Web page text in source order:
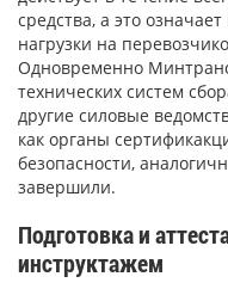
средства, а это
нагрузки на
Одновременно
технических систем
другие силовые
как органы
безопасности,
завершили.
Подготовка и
инструктажем